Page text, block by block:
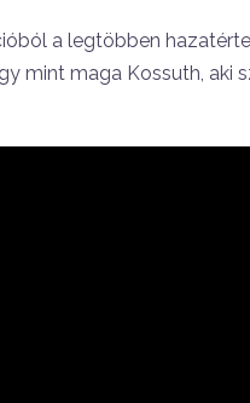
a legtöbben
mint maga Kossuth, aki